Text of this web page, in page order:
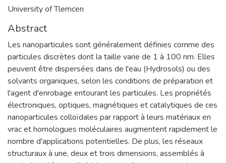
University of Tlemcen
Abstract
Les nanoparticules sont généralement définies comme des
particules discrètes dont la taille varie de 1 à 100 nm. Elles
peuvent être dispersées dans de l'eau (Hydrosols) ou des
solvants organiques, selon les conditions de préparation et
l'agent d'enrobage entourant les particules. Les propriétés
électroniques, optiques, magnétiques et catalytiques de ces
nanoparticules colloïdales par rapport à leurs matériaux en
vrac et homologues moléculaires augmentent rapidement le
nombre d'applications potentielles. De plus, les réseaux
structuraux à une, deux et trois dimensions, assemblés à